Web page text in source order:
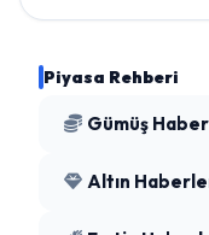
Piyasa Rehberi
Gümüş
Altın